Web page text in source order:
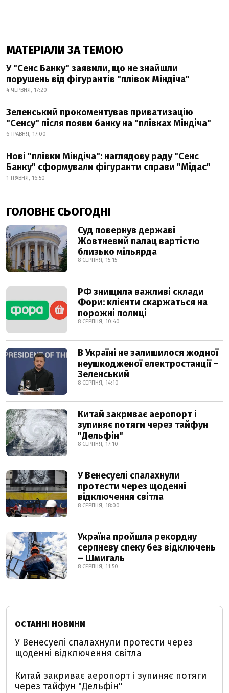
МАТЕРІАЛИ ЗА ТЕМОЮ
У "Сенс Банку" заявили, що не знайшли
порушень від фігурантів "плівок Міндіча"
4 ЧЕРВНЯ, 17:20
Зеленський прокоментував приватизацію
"Сенсу" після появи банку на "плівках Міндіча"
6 ТРАВНЯ, 17:00
Нові "плівки Міндіча": наглядову раду "Сенс
Банку" сформували фігуранти справи "Мідас"
1 ТРАВНЯ, 16:50
ГОЛОВНЕ СЬОГОДНІ
Суд повернув державі
Жовтневий палац вартістю
близько мільярда
8 СЕРПНЯ, 15:15
РФ знищила важливі склади
Фори: клієнти скаржаться на
порожні полиці
8 СЕРПНЯ, 10:40
В Україні не залишилося жодної
неушкодженої електростанції –
Зеленський
8 СЕРПНЯ, 14:10
Китай закриває аеропорт і
зупиняє потяги через тайфун
"Дельфін"
8 СЕРПНЯ, 17:10
У Венесуелі спалахнули
протести через щоденні
відключення світла
8 СЕРПНЯ, 18:00
Україна пройшла рекордну
серпневу спеку без відключень
– Шмигаль
8 СЕРПНЯ, 11:50
ОСТАННІ НОВИНИ
У Венесуелі спалахнули протести через
щоденні відключення світла
Китай закриває аеропорт і зупиняє потяги
через тайфун "Дельфін"